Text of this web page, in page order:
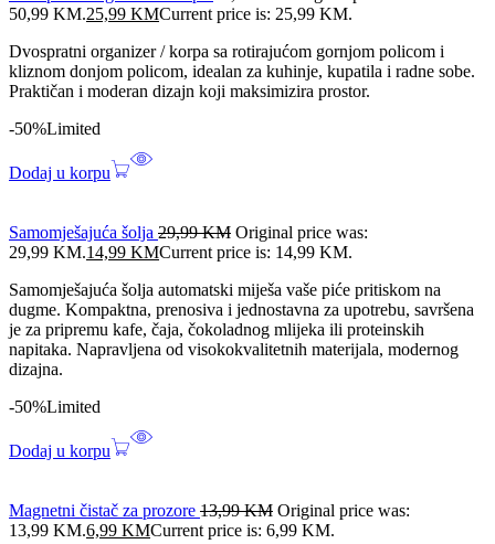
50,99 KM.25,99 KMCurrent price is: 25,99 KM.
Dvospratni organizer / korpa sa rotirajućom gornjom policom i
kliznom donjom policom, idealan za kuhinje, kupatila i radne sobe.
Praktičan i moderan dizajn koji maksimizira prostor.
-50%Limited
Dodaj u korpu
Samomješajuća šolja 29,99KM Original price was:
29,99 KM.14,99 KMCurrent price is: 14,99 KM.
Samomješajuća šolja automatski miješa vaše piće pritiskom na
dugme. Kompaktna, prenosiva i jednostavna za upotrebu, savršena
je za pripremu kafe, čaja, čokoladnog mlijeka ili proteinskih
napitaka. Napravljena od visokokvalitetnih materijala, modernog
dizajna.
-50%Limited
Dodaj u korpu
Magnetni čistač za prozore 13,99KM Original price was:
13,99 KM.6,99 KMCurrent price is: 6,99 KM.